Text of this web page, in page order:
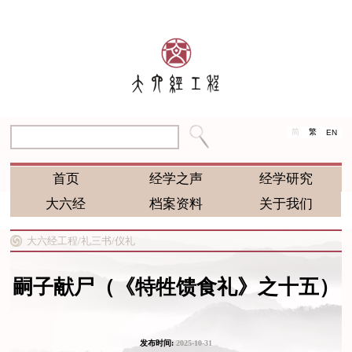
简 繁 EN
首页 经学之声
经学研究
大六经
档案资料 关于我们
大六经工程/礼三书/仪礼
嗣子献尸（《特牲馈食礼》之十五）
发布时间:2025-10-31